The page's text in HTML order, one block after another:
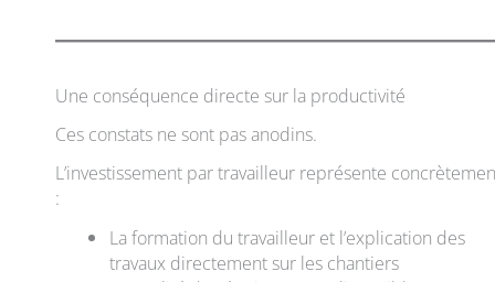
Une conséquence directe sur la productivité
Ces constats ne sont pas anodins.
L’investissement par travailleur représente
:
La formation du travailleur et l’explication des
travaux directement sur les chantiers